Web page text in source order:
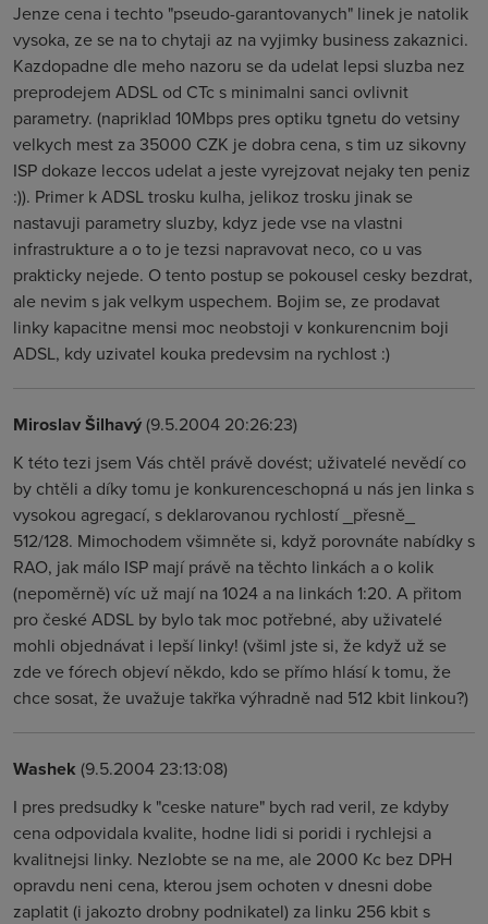
Jenze cena i techto "pseudo-garantovanych" linek je natolik
vysoka, ze se na to chytaji az na vyjimky business zakaznici.
Kazdopadne dle meho nazoru se da udelat lepsi sluzba nez
preprodejem ADSL od CTc s minimalni sanci ovlivnit
parametry. (napriklad 10Mbps pres optiku tgnetu do vetsiny
velkych mest za 35000 CZK je dobra cena, s tim uz sikovny
ISP dokaze leccos udelat a jeste vyrejzovat nejaky ten peniz
:)). Primer k ADSL trosku kulha, jelikoz trosku jinak se
nastavuji parametry sluzby, kdyz jede vse na vlastni
infrastrukture a o to je tezsi napravovat neco, co u vas
prakticky nejede. O tento postup se pokousel cesky bezdrat,
ale nevim s jak velkym uspechem. Bojim se, ze prodavat
linky kapacitne mensi moc neobstoji v konkurencnim boji
ADSL, kdy uzivatel kouka predevsim na rychlost :)
Miroslav Šilhavý(9.5.2004 20:26:23)
K této tezi jsem Vás chtěl právě dovést; uživatelé nevědí co
by chtěli a díky tomu je konkurenceschopná u nás jen linka s
vysokou agregací, s deklarovanou rychlostí _přesně_
512/128. Mimochodem všimněte si, když porovnáte nabídky s
RAO, jak málo ISP mají právě na těchto linkách a o kolik
(nepoměrně) víc už mají na 1024 a na linkách 1:20. A přitom
pro české ADSL by bylo tak moc potřebné, aby uživatelé
mohli objednávat i lepší linky! (všiml jste si, že když už se
zde ve fórech objeví někdo, kdo se přímo hlásí k tomu, že
chce sosat, že uvažuje takřka výhradně nad 512 kbit linkou?)
Washek (9.5.2004 23:13:08)
I pres predsudky k "ceske nature" bych rad veril, ze kdyby
cena odpovidala kvalite, hodne lidi si poridi i rychlejsi a
kvalitnejsi linky. Nezlobte se na me, ale 2000 Kc bez DPH
opravdu neni cena, kterou jsem ochoten v dnesni dobe
zaplatit (i jakozto drobny podnikatel) za linku 256 kbit s